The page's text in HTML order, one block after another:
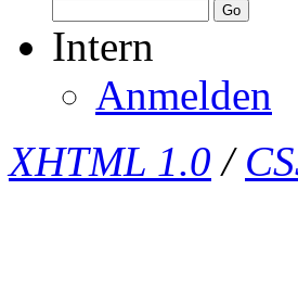
Intern
Anmelden
XHTML 1.0 /